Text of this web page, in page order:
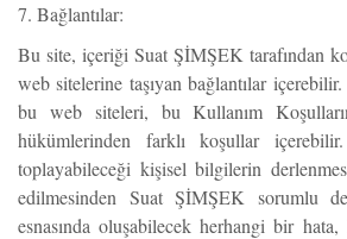
7. Bağlantılar:
Bu site, içeriği Suat ŞİMŞEK tarafından
web sitelerine taşıyan bağlantılar
bu web siteleri, bu Kullanım
hükümlerinden farklı koşullar
toplayabileceği kişisel bilgilerin
edilmesinden Suat ŞİMŞEK sorumlu
esnasında oluşabilecek herhangi bir